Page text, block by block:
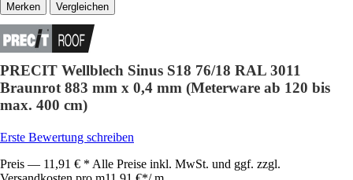
Vergleichen
PRECIT Wellblech Sinus S18 76/18 RAL 3011
Braunrot 883 mm x 0,4 mm (Meterware ab 120 bis
max. 400 cm)
Erste Bewertung schreiben
Preis — 11,91 € * Alle Preise inkl. MwSt. und ggf. zzgl.